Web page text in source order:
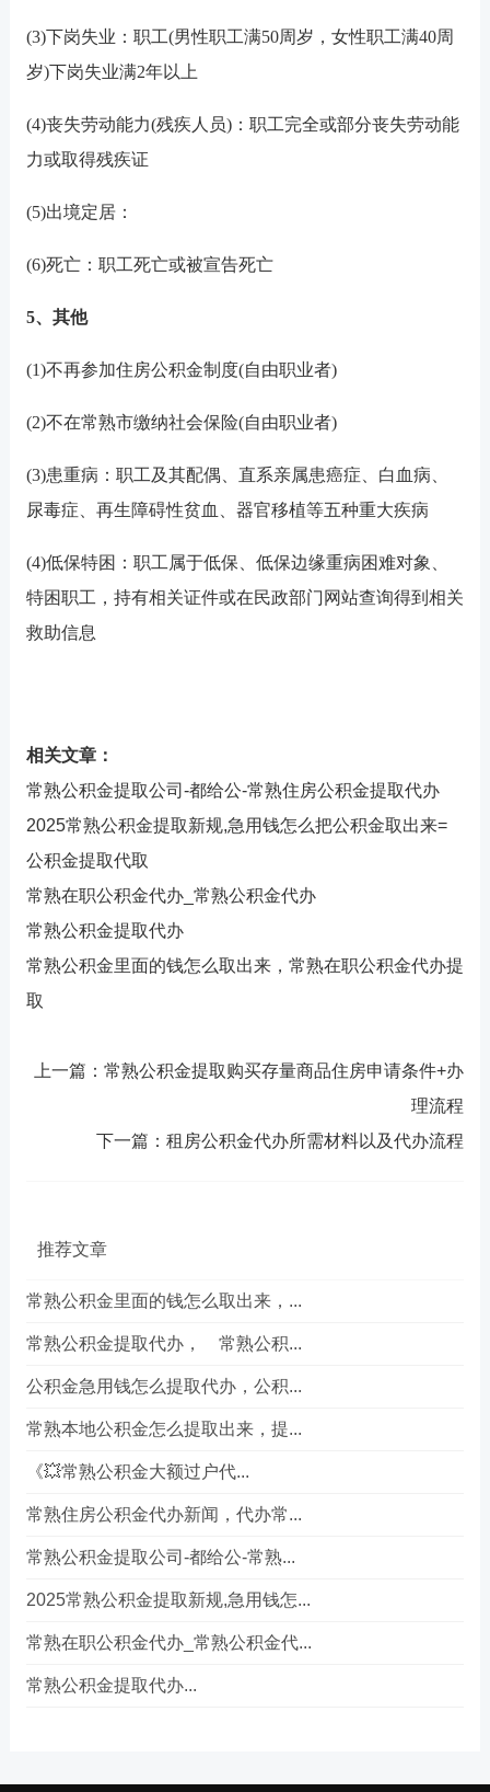
(3)下岗失业：职工(男性职工满50周岁，女性职工满40周
岁)下岗失业满2年以上
(4)丧失劳动能力(残疾人员)：职工完全或部分丧失劳动能
力或取得残疾证
(5)出境定居：
(6)死亡：职工死亡或被宣告死亡
5、其他
(1)不再参加住房公积金制度(自由职业者)
(2)不在常熟市缴纳社会保险(自由职业者)
(3)患重病：职工及其配偶、直系亲属患癌症、白血病、
尿毒症、再生障碍性贫血、器官移植等五种重大疾病
(4)低保特困：职工属于低保、低保边缘重病困难对象、
特困职工，持有相关证件或在民政部门网站查询得到相关
救助信息
相关文章：
常熟公积金提取公司-都给公-常熟住房公积金提取代办
2025常熟公积金提取新规,急用钱怎么把公积金取出来=
公积金提取代取
常熟在职公积金代办_常熟公积金代办
常熟公积金提取代办
常熟公积金里面的钱怎么取出来，常熟在职公积金代办提
取
上一篇：常熟公积金提取购买存量商品住房申请条件+办
理流程
下一篇：租房公积金代办所需材料以及代办流程
推荐文章
常熟公积金里面的钱怎么取出来，...
常熟公积金提取代办， 常熟公积...
公积金急用钱怎么提取代办，公积...
常熟本地公积金怎么提取出来，提...
《💥常熟公积金大额过户代...
常熟住房公积金代办新闻，代办常...
常熟公积金提取公司-都给公-常熟...
2025常熟公积金提取新规,急用钱怎...
常熟在职公积金代办_常熟公积金代...
常熟公积金提取代办...